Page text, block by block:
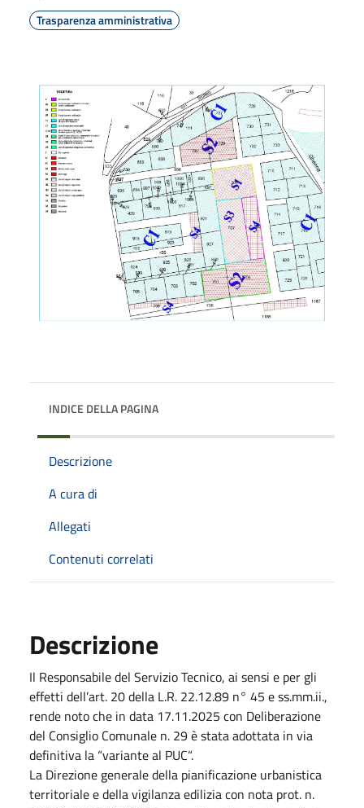
Trasparenza amministrativa
INDICE DELLA PAGINA
Descrizione
A cura di
Allegati
Contenuti correlati
Descrizione
Il Responsabile del Servizio Tecnico, ai sensi e per gli
effetti dell’art. 20 della L.R. 22.12.89 n° 45 e ss.mm.ii.,
rende noto che in data 17.11.2025 con Deliberazione
del Consiglio Comunale n. 29 è stata adottata in via
definitiva la “variante al PUC“.
La Direzione generale della pianificazione urbanistica
territoriale e della vigilanza edilizia con nota prot. n.